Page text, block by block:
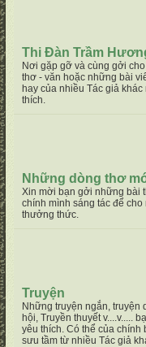
Thi Đàn Trầm
Nơi gặp gỡ và cùng gởi
thơ - văn hoặc những bài
hay của nhiều Tác giả
thích.
Những dòng thơ
Xin mời bạn gởi những bài
chính mình sáng tác để
thưởng thức.
Truyện
Những truyện ngắn, truyện
hội, Truyền thuyết v....v.....
yêu thích. Có thể của chính
sưu tầm từ nhiều Tác giả